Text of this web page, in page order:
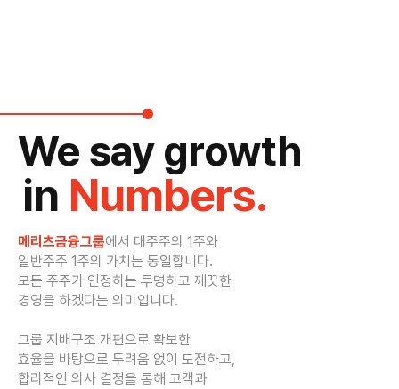
We say growth
in Numbers.
메리츠금융그룹에서 대주주의 1주와
일반주주 1주의 가치는 동일합니다.
모든 주주가 인정하는 투명하고 깨끗한
경영을 하겠다는 의미입니다.
그룹 지배구조 개편으로 확보한
효율을 바탕으로 두려움 없이 도전하고,
합리적인 의사 결정을 통해 고객과